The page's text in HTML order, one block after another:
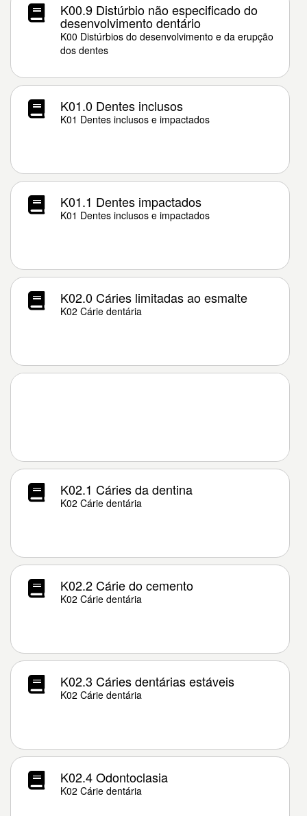
K00.9 Distúrbio não especificado do
desenvolvimento dentário
K00 Distúrbios do desenvolvimento e da erupção
dos dentes
K01.0 Dentes inclusos
K01 Dentes inclusos e impactados
K01.1 Dentes impactados
K01 Dentes inclusos e impactados
K02.0 Cáries limitadas ao esmalte
K02 Cárie dentária
K02.1 Cáries da dentina
K02 Cárie dentária
K02.2 Cárie do cemento
K02 Cárie dentária
K02.3 Cáries dentárias estáveis
K02 Cárie dentária
K02.4 Odontoclasia
K02 Cárie dentária